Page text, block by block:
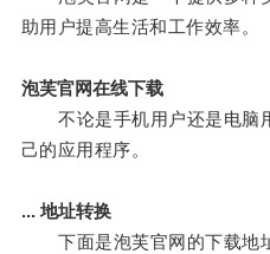
助用户提高生活和工作效率。
泡芙官网在线下载
不论是手机用户还是电脑
己的应用程序。
... 地址转换
下面是泡芙官网的下载地